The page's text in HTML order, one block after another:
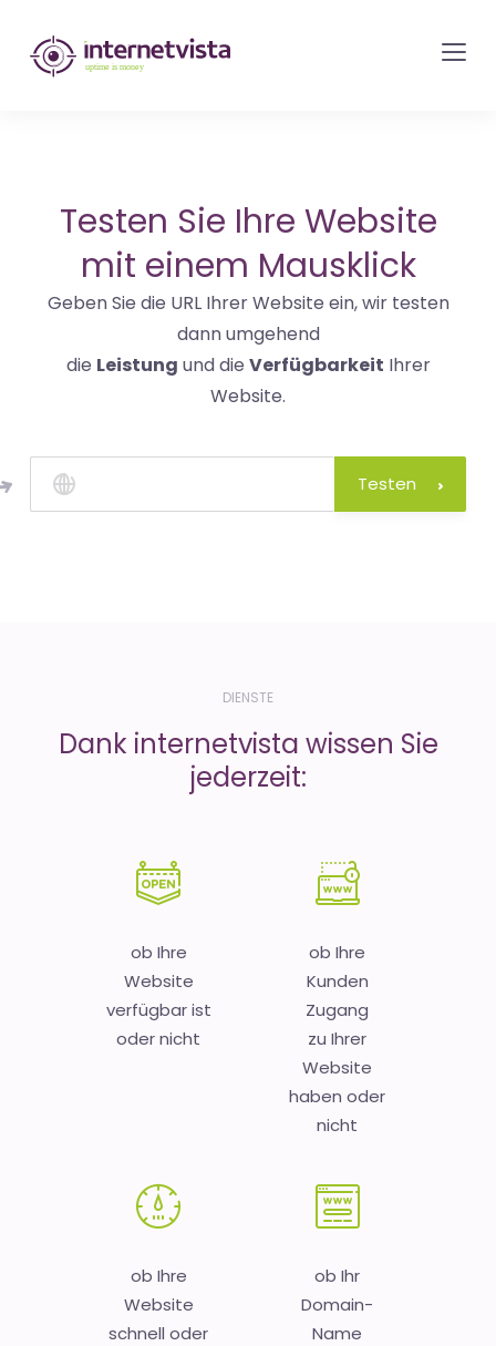
internetvista
Monitoring
Websites
und
Internet-
Diensten
Uptime
Testen Sie Ihre Website
mit einem Mausklick
Geben Sie die URL Ihrer Website ein, wir testen
dann umgehend
die Leistung und die Verfügbarkeit Ihrer
Website.
Testen
DIENSTE
Dank internetvista wissen Sie
jederzeit:
ob Ihre
Website
verfügbar ist
oder nicht
ob Ihre
Kunden
Zugang
zu Ihrer
Website
haben oder
nicht
ob Ihre
Website
schnell oder
ob Ihr
Domain-
Name